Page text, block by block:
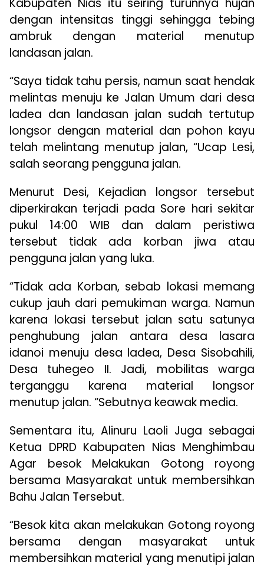
dengan intensitas tinggi sehingga tebing
ambruk dengan material menutup
landasan jalan.
“Saya tidak tahu persis, namun saat hendak
melintas menuju ke Jalan Umum dari desa
ladea dan landasan jalan sudah tertutup
longsor dengan material dan pohon kayu
telah melintang menutup jalan, “Ucap Lesi,
salah seorang pengguna jalan.
Menurut Desi, Kejadian longsor tersebut
diperkirakan terjadi pada Sore hari sekitar
pukul 14:00 WIB dan dalam peristiwa
tersebut tidak ada korban jiwa atau
pengguna jalan yang luka.
“Tidak ada Korban, sebab lokasi memang
cukup jauh dari pemukiman warga. Namun
karena lokasi tersebut jalan satu satunya
penghubung jalan antara desa lasara
idanoi menuju desa ladea, Desa Sisobahili,
Desa tuhegeo II. Jadi, mobilitas warga
terganggu karena material longsor
menutup jalan. “Sebutnya keawak media.
Sementara itu, Alinuru Laoli Juga sebagai
Ketua DPRD Kabupaten Nias Menghimbau
Agar besok Melakukan Gotong royong
bersama Masyarakat untuk membersihkan
Bahu Jalan Tersebut.
“Besok kita akan melakukan Gotong royong
bersama dengan masyarakat untuk
membersihkan material yang menutipi jalan